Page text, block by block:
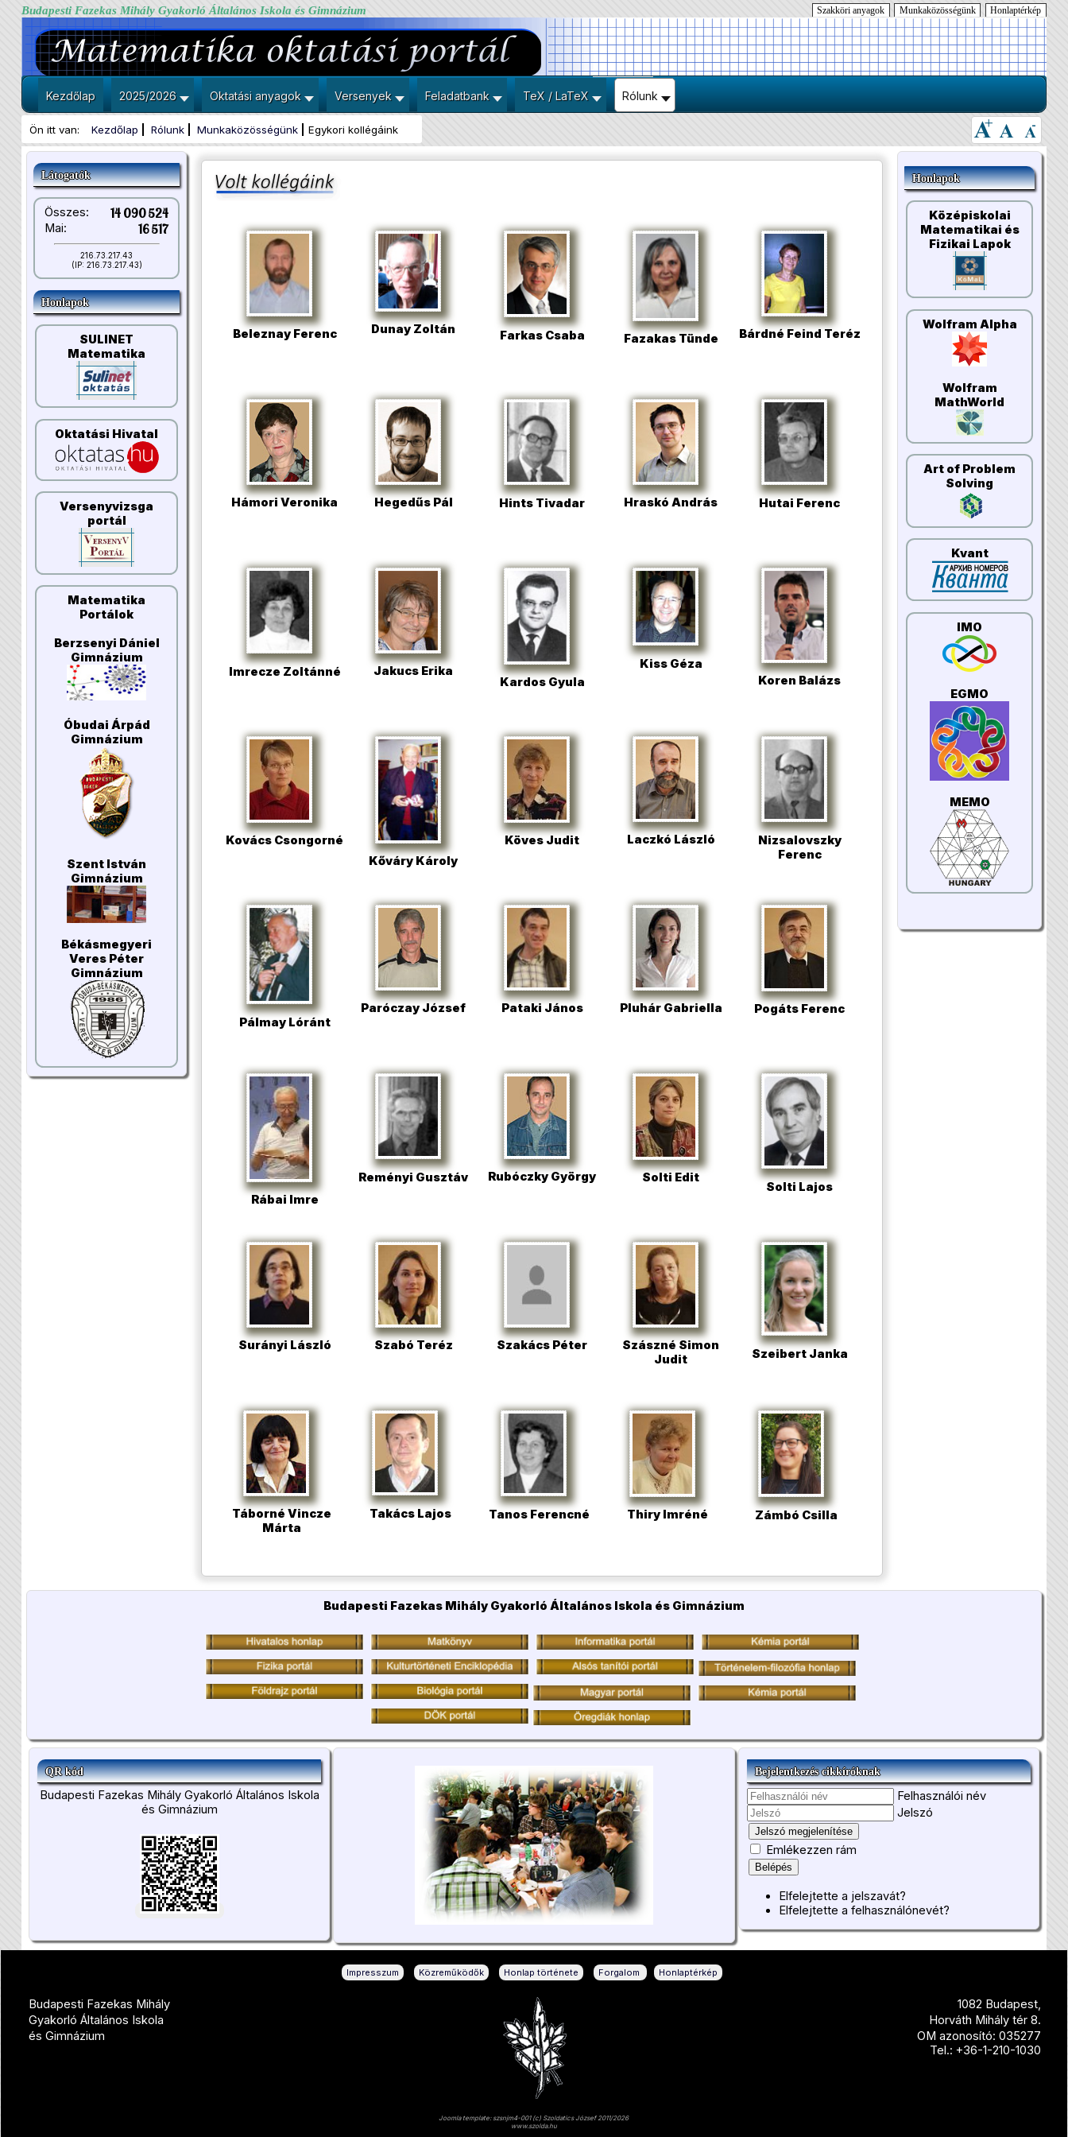
Budapesti Fazekas Mihály Gyakorló Általános Iskola és Gimnázium Honlaptérkép
Munkaközösségünk
Szakköri anyagok
Kezdőlap 2025/2026 Oktatási anyagok Versenyek Feladatbank TeX / LaTeX Rólunk
Ön itt van: Kezdőlap Rólunk Munkaközösségünk Egykori kollégáink
Látogatók
Összes: 14 090 524
Mai: 16 517
216.73.217.43
(IP: 216.73.217.43)
Honlapok
SULINET
Matematika
Oktatási Hivatal
Versenyvizsga
portál
Matematika
Portálok
Berzsenyi Dániel
Gimnázium
Óbudai Árpád
Gimnázium
Szent István
Gimnázium
Békásmegyeri
Veres Péter
Gimnázium
Beleznay Ferenc Dunay Zoltán Farkas Csaba Fazakas Tünde Bárdné Feind Teréz
Hámori Veronika Hegedűs Pál Hints Tivadar Hraskó András Hutai Ferenc
Imrecze Zoltánné Jakucs Erika
Kardos Gyula
Kiss Géza
Koren Balázs
Kovács Csongorné
Kőváry Károly
Köves Judit Laczkó László
Nizsalovszky
Ferenc
Pálmay Lóránt
Paróczay József Pataki János Pluhár Gabriella Pogáts Ferenc
Rábai Imre
Reményi Gusztáv Rubóczky György Solti Edit
Solti Lajos
Surányi László Szabó Teréz Szakács Péter
Szászné Simon
Judit
Szeibert Janka
Táborné Vincze
Márta
Takács Lajos Tanos Ferencné Thiry Imréné Zámbó Csilla
Honlapok
Középiskolai
Matematikai és
Fizikai Lapok
Wolfram Alpha
Wolfram
MathWorld
Art of Problem
Solving
Kvant
IMO
EGMO
MEMO
Budapesti Fazekas Mihály Gyakorló Általános Iskola és Gimnázium
QR kód
Budapesti Fazekas Mihály Gyakorló Általános Iskola
és Gimnázium
Bejelentkezés cikkíróknak
Felhasználói név
Jelszó
Jelszó megjelenítése
Emlékezzen rám
Belépés
Elfelejtette a jelszavát?
Elfelejtette a felhasználónevét?
Impresszum | Közreműködők | Honlap története | Forgalom | Honlaptérkép
Budapesti Fazekas Mihály
Gyakorló Általános Iskola
és Gimnázium
1082 Budapest,
Horváth Mihály tér 8.
OM azonosító: 035277
Tel.: +36-1-210-1030
Joomla template: szsnjm4-001 (c) Szoldatics József 2011/2026
www.szolda.hu